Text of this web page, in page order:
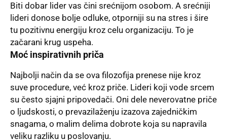
Biti dobar lider vas čini srećnijom osobom. A srećniji
lideri donose bolje odluke, otporniji su na stres i šire
tu pozitivnu energiju kroz celu organizaciju. To je
začarani krug uspeha.
Moć inspirativnih priča
Najbolji način da se ova filozofija prenese nije kroz
suve procedure, već kroz priče. Lideri koji vode srcem
su često sjajni pripovedači. Oni dele neverovatne priče
o ljudskosti, o prevazilaženju izazova zajedničkim
snagama, o malim delima dobrote koja su napravila
veliku razliku u poslovanju.